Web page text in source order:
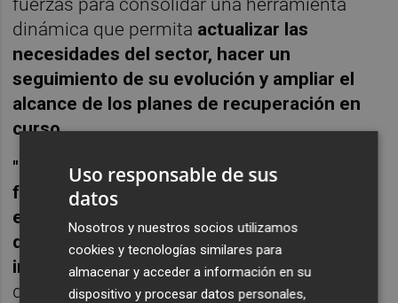
fuerzas para consolidar una herramienta
dinámica que permita actualizar las
necesidades del sector, hacer un
seguimiento de su evolución y ampliar el
alcance de los planes de recuperación en
curso.
"El deporte es mucho más que actividad
física; es comunidad, valores y motor
económico. Con Esport x València
queremos asegurar que ningún club ni
instalación deportiva quede atrás",ha
destacadoLuis Cervera Torres, director
Uso responsable de sus
datos
Nosotros y nuestros socios utilizamos
cookies y tecnologías similares para
almacenar y acceder a información en su
dispositivo y procesar datos personales,